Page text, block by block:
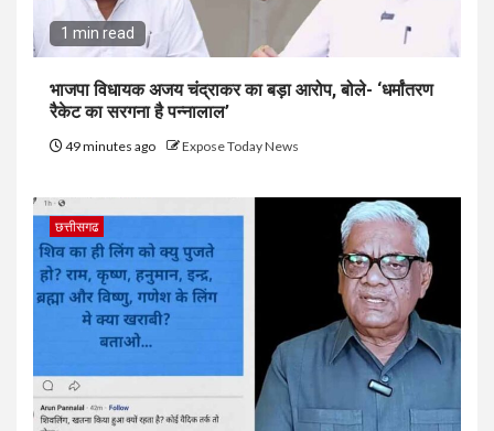
1 min read
भाजपा विधायक अजय चंद्राकर का बड़ा आरोप, बोले- ‘धर्मांतरण
रैकेट का सरगना है पन्नालाल’
49 minutes ago Expose Today News
छत्तीसगढ